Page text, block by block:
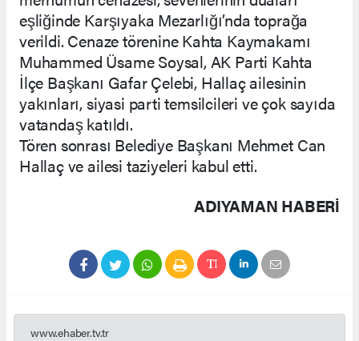
eşliğinde Karşıyaka Mezarlığı’nda toprağa
verildi. Cenaze törenine Kahta Kaymakamı
Muhammed Üsame Soysal, AK Parti Kahta
İlçe Başkanı Gafar Çelebi, Hallaç ailesinin
yakınları, siyasi parti temsilcileri ve çok sayıda
vatandaş katıldı.
Tören sonrası Belediye Başkanı Mehmet Can
Hallaç ve ailesi taziyeleri kabul etti.
ADIYAMAN HABERİ
www.ehaber.tv.tr